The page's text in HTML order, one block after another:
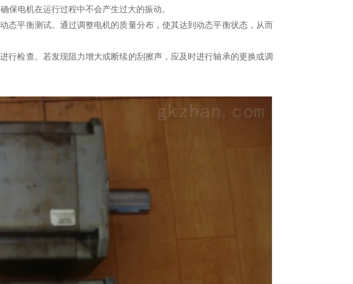
保电机在运行过程中不会产生过大的振动。
平衡测试。通过调整电机的质量分布，使其达到动态平衡状态，从而
检查。若发现阻力增大或断续的刮擦声，应及时进行轴承的更换或调